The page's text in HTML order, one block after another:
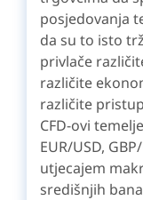
posjedovanja
da su to isto
privlače
različite
različite
CFD-ovi
EUR/USD,
utjecajem
središnjih